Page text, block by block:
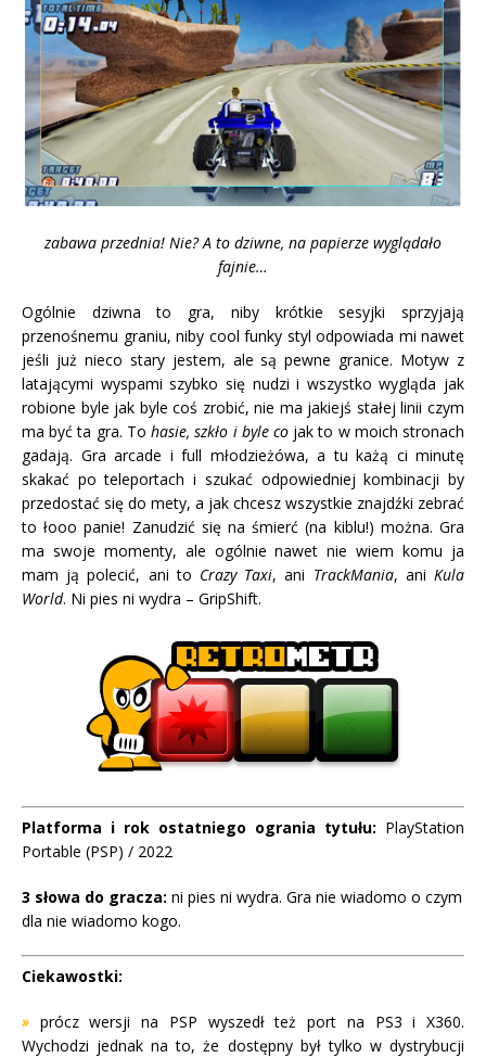
zabawa przednia! Nie? A to dziwne, na papierze wyglądało
fajnie…
Ogólnie dziwna to gra, niby krótkie sesyjki sprzyjają
przenośnemu graniu, niby cool funky styl odpowiada mi nawet
jeśli już nieco stary jestem, ale są pewne granice. Motyw z
latającymi wyspami szybko się nudzi i wszystko wygląda jak
robione byle jak byle coś zrobić, nie ma jakiejś stałej linii czym
ma być ta gra. Tohasie, szkło i byle cojak to w moich stronach
gadają. Gra arcade i full młodzieżówa, a tu każą ci minutę
skakać po teleportach i szukać odpowiedniej kombinacji by
przedostać się do mety, a jak chcesz wszystkie znajdźki zebrać
to łooo panie! Zanudzić się na śmierć (na kiblu!) można. Gra
ma swoje momenty, ale ogólnie nawet nie wiem komu ja
mam ją polecić, ani to Crazy Taxi, ani TrackMania, aniKula
World. Ni pies ni wydra – GripShift.
Platforma i rok ostatniego ogrania tytułu: PlayStation
Portable (PSP) / 2022
3 słowa do gracza: ni pies ni wydra. Gra nie wiadomo o czym
dla nie wiadomo kogo.
Ciekawostki:
» prócz wersji na PSP wyszedł też port na PS3 i X360.
Wychodzi jednak na to, że dostępny był tylko w dystrybucji